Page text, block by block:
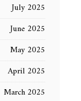
July 2025
June 2025
May 2025
April 2025
March 2025